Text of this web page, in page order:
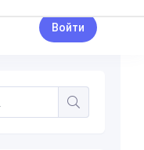
Войти